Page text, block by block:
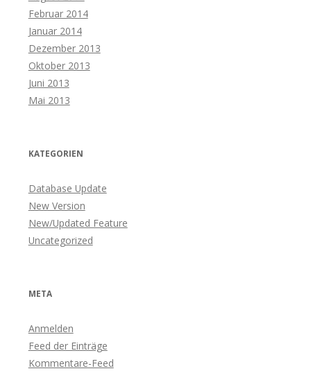
Februar 2014
Januar 2014
Dezember 2013
Oktober 2013
Juni 2013
Mai 2013
KATEGORIEN
Database Update
New Version
New/Updated Feature
Uncategorized
META
Anmelden
Feed der Einträge
Kommentare-Feed